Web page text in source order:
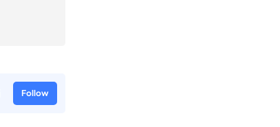
Follow